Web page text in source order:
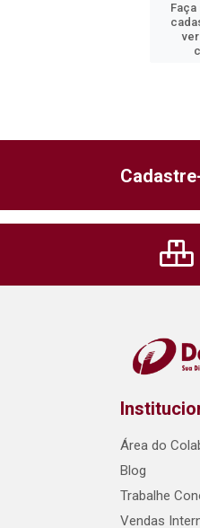
Faça
Área do
Blog
Trabalhe
Vendas